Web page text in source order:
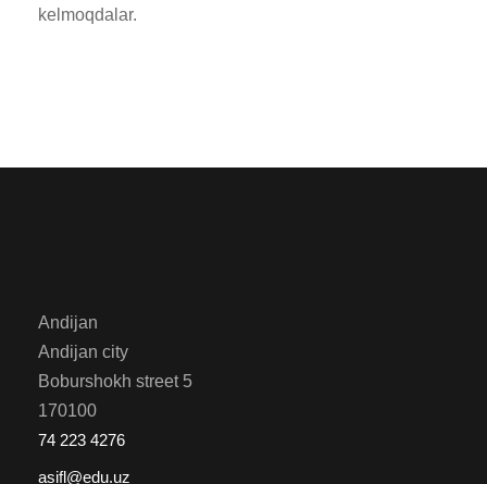
kelmoqdalar.
Andijan
Andijan city
Boburshokh street 5
170100
74 223 4276
asifl@edu.uz